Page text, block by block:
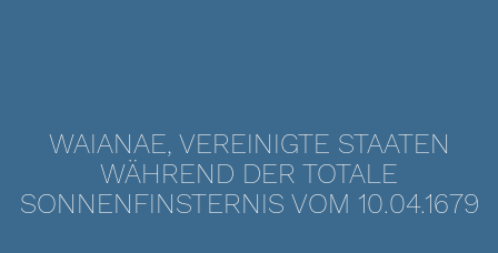
WAIANAE, VEREINIGTE STAATEN
WÄHREND DER TOTALE
SONNENFINSTERNIS VOM 10.04.1679